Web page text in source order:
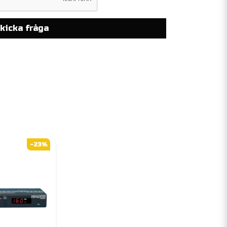
fråga
-23%